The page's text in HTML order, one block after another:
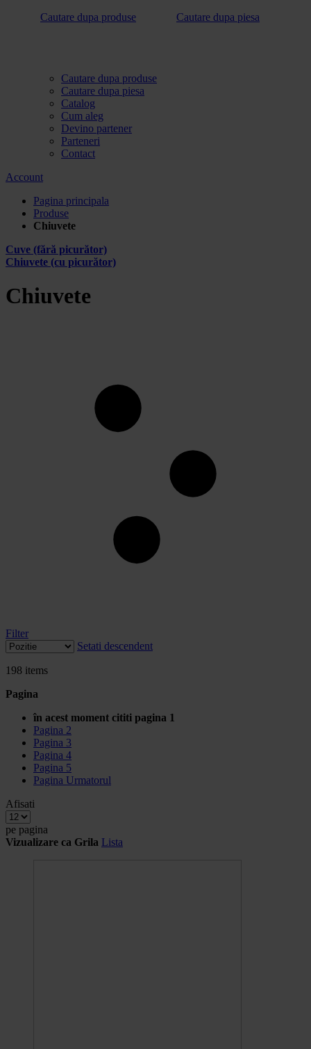
Cautare dupa produse
Cautare dupa piesa
Cautare dupa produse
Cautare dupa piesa
Catalog
Cum aleg
Devino partener
Parteneri
Contact
Account
Pagina principala
Produse
Chiuvete
Cuve (fără picurător)
Chiuvete (cu picurător)
Chiuvete
Filter
Setati descendent
198 items
Pagina
în acest moment cititi pagina 1
Pagina 2
Pagina 3
Pagina 4
Pagina 5
Pagina Urmatorul
Afisati
pe pagina
Vizualizare ca Grila Lista